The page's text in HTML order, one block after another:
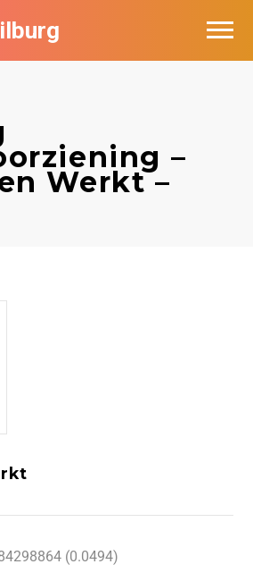
–
Werkt –
(0.0494)